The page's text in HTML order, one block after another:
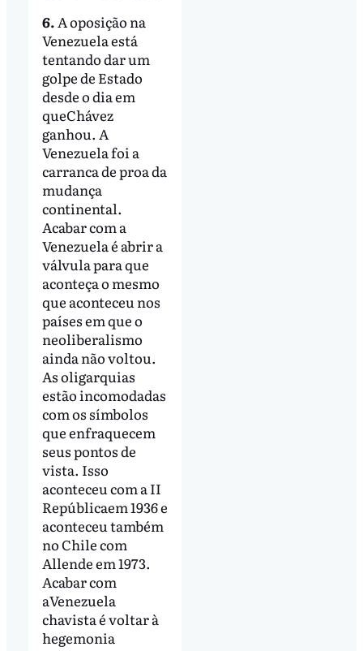
6. A oposição na
Venezuela está
tentando dar um
golpe de Estado
desde o dia em
queChávez
ganhou. A
Venezuela foi a
carranca de proa da
mudança
continental.
Acabar com a
Venezuela é abrir a
válvula para que
aconteça o mesmo
que aconteceu nos
países em que o
neoliberalismo
ainda não voltou.
As oligarquias
estão incomodadas
com os símbolos
que enfraquecem
seus pontos de
vista. Isso
aconteceu com a II
Repúblicaem 1936 e
aconteceu também
no Chile com
Allende em 1973.
Acabar com
aVenezuela
chavista é voltar à
hegemonia